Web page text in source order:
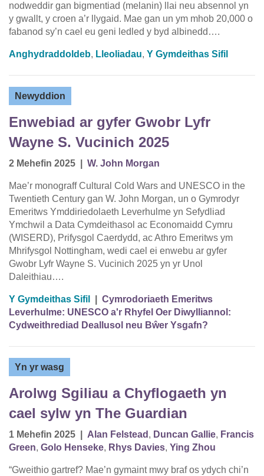
nodweddir gan bigmentiad (melanin) llai neu absennol yn
y gwallt, y croen a’r llygaid. Mae gan un ym mhob 20,000 o
fabanod sy’n cael eu geni ledled y byd albinedd….
Anghydraddoldeb, Lleoliadau, Y Gymdeithas Sifil
Newyddion
Enwebiad ar gyfer Gwobr Lyfr
Wayne S. Vucinich 2025
2 Mehefin 2025 W. John Morgan
Mae’r monograff Cultural Cold Wars and UNESCO in the
Twentieth Century gan W. John Morgan, un o Gymrodyr
Emeritws Ymddiriedolaeth Leverhulme yn Sefydliad
Ymchwil a Data Cymdeithasol ac Economaidd Cymru
(WISERD), Prifysgol Caerdydd, ac Athro Emeritws ym
Mhrifysgol Nottingham, wedi cael ei enwebu ar gyfer
Gwobr Lyfr Wayne S. Vucinich 2025 yn yr Unol
Daleithiau….
Y Gymdeithas Sifil
Cymrodoriaeth Emeritws
Leverhulme: UNESCO a'r Rhyfel Oer Diwylliannol:
Cydweithrediad Deallusol neu Bŵer Ysgafn?
Yn yr wasg
Arolwg Sgiliau a Chyflogaeth yn
cael sylw yn The Guardian
1 Mehefin 2025 Alan Felstead , Duncan Gallie, Francis
Green, Golo Henseke, Rhys Davies, Ying Zhou
“Gweithio gartref? Mae’n gymaint mwy braf os ydych chi’n